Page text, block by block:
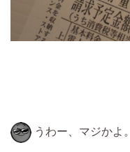
うわー、マジかよ。